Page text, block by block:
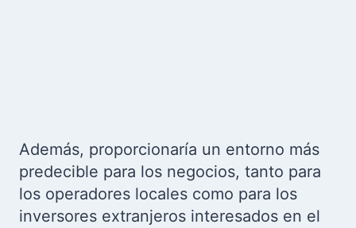
Además, proporcionaría un entorno más
predecible para los negocios, tanto para
los operadores locales como para los
inversores extranjeros interesados en el